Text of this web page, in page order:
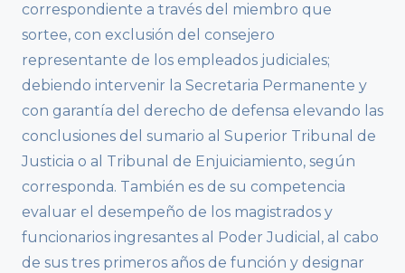
correspondiente a través del miembro que
sortee, con exclusión del consejero
representante de los empleados judiciales;
debiendo intervenir la Secretaria Permanente y
con garantía del derecho de defensa elevando las
conclusiones del sumario al Superior Tribunal de
Justicia o al Tribunal de Enjuiciamiento, según
corresponda. También es de su competencia
evaluar el desempeño de los magistrados y
funcionarios ingresantes al Poder Judicial, al cabo
de sus tres primeros años de función y designar